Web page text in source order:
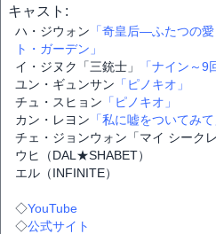
キャスト:
ハ・ジウォン 「奇皇后―ふたつの
ト・ガーデン」
イ・ジヌク「三銃士」
「ナイン～9
ユン・ギュンサン 「ピノキオ」
チュ・スヒョン 「ピノキオ」
カン・レヨン 「私に嘘をついてみて
チェ・ジョンウォン「マイ シーク
ウヒ（DAL★SHABET）
エル（INFINITE）
◇YouTube
◇公式サイト